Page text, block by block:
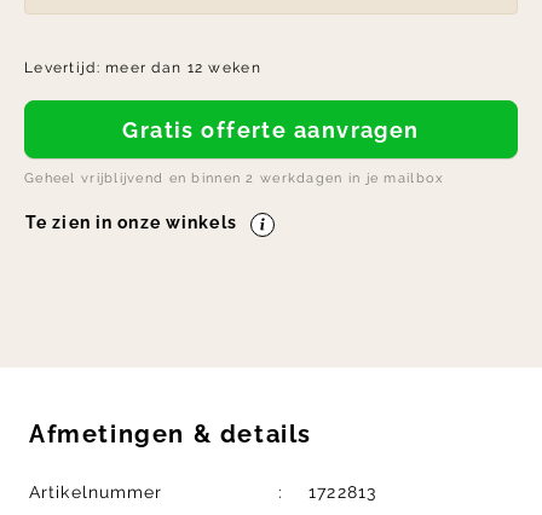
Levertijd: meer dan 12 weken
Gratis offerte aanvragen
Geheel vrijblijvend en binnen 2 werkdagen in je mailbox
Te zien in onze winkels
Afmetingen & details
Artikelnummer
1722813